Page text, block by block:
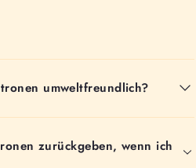
umweltfreundlich?
zurückgeben, wenn ich